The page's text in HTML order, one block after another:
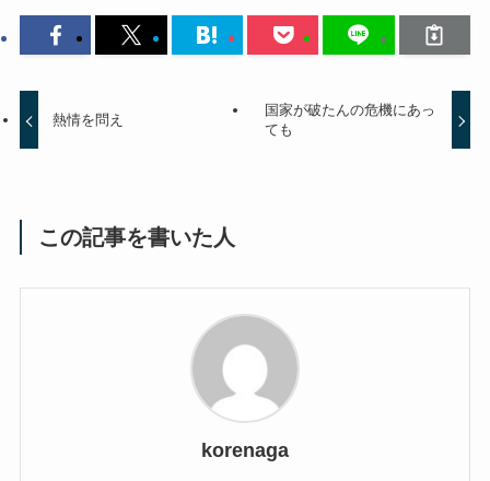
熱情を問え
国家が破たんの危機にあっ
ても
この記事を書いた人
korenaga